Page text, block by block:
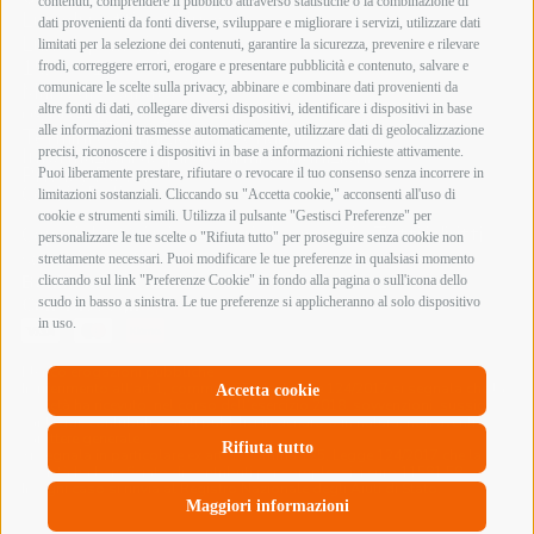
dati provenienti da fonti diverse, sviluppare e migliorare i servizi, utilizzare dati
limitati per la selezione dei contenuti, garantire la sicurezza, prevenire e rilevare
frodi, correggere errori, erogare e presentare pubblicità e contenuto, salvare e
comunicare le scelte sulla privacy, abbinare e combinare dati provenienti da
altre fonti di dati, collegare diversi dispositivi, identificare i dispositivi in base
alle informazioni trasmesse automaticamente, utilizzare dati di geolocalizzazione
precisi, riconoscere i dispositivi in base a informazioni richieste attivamente.
Puoi liberamente prestare, rifiutare o revocare il tuo consenso senza incorrere in
limitazioni sostanziali. Cliccando su "Accetta cookie," acconsenti all'uso di
cookie e strumenti simili. Utilizza il pulsante "Gestisci Preferenze" per
personalizzare le tue scelte o "Rifiuta tutto" per proseguire senza cookie non
strettamente necessari. Puoi modificare le tue preferenze in qualsiasi momento
cliccando sul link "Preferenze Cookie" in fondo alla pagina o sull'icona dello
scudo in basso a sinistra. Le tue preferenze si applicheranno al solo dispositivo
in uso.
Accetta cookie
Rifiuta tutto
Maggiori informazioni
Lunedì mattina Chiuso
Lunedì pomeriggio
15:00 – 19:00
Martedì – Sabato
09:00 – 12:30 / 15:00 – 19:00
Termini e Condizioni di Vendita
Informazioni acquisto armi e munizioni
Privacy Policy
Cookie Policy
Copyright @ 2026 Armeria Innocenti - Tutti i diritti
sono riservati
Bonifico Bancario
Contrassegno
Elenco erogazioni pubbliche
In riferimento all’art 1, comma 125 bis, Legge 124/2017 si segnala che la
società ha ricevuto, nel corso dell’esercizio 2018, sovvenzioni, sussidi,
vantaggi, contributi o aiuti pubblici in denaro o in natura, non aventi
Si segnala in particolare ex art. 1, comma 125, Legge 124/2017 che la
società ha beneficiato di contributi per complessivi euro 11581,58.
In ogni caso si rinvia al Registro Nazionale degli Aiuti di Stato.